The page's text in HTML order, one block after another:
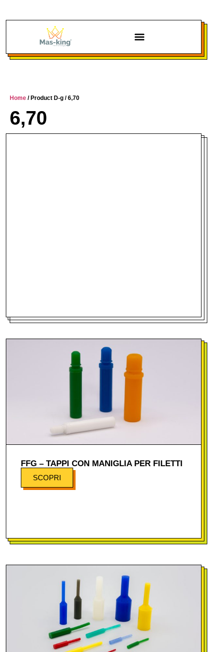
Home / Product D-g / 6,70
6,70
FFG – TAPPI CON MANIGLIA PER FILETTI
SCOPRI